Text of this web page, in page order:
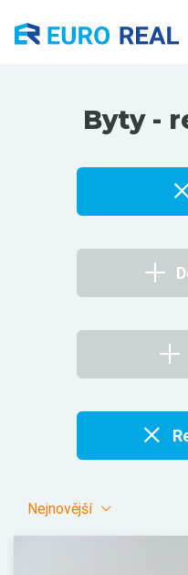
SLUŽBY
Byty -
Nejnovější